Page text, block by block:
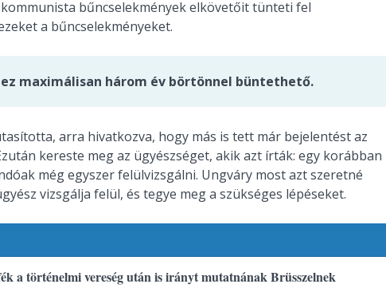
bűncselekmények elkövetőit tünteti fel
a bűncselekményeket.
maximálisan három év börtönnel büntethető.
arra hivatkozva, hogy más is tett már bejelentést az
kereste meg az ügyészséget, akik azt írták: egy korábban
még egyszer felülvizsgálni. Ungváry most azt szeretné
vizsgálja felül, és tegye meg a szükséges lépéseket.
a történelmi vereség után is irányt mutatnának Brüsszelnek